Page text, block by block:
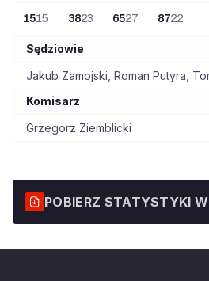
1515 3823 6527 8722
Sędziowie
Jakub Zamojski, Roman Putyra,
Komisarz
Grzegorz Ziemblicki
POBIERZ STATYSTYKI